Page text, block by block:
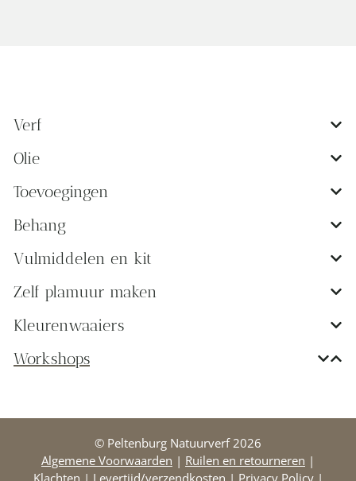
Verf
Olie
Toevoegingen
Behang
Vulmiddelen en kit
Zelf plamuur maken
Kleurenwaaiers
Workshops
© Peltenburg Natuurverf 2026
Algemene Voorwaarden | Ruilen en retourneren |
Klachten | Levertijd/verzendkosten | Privacy Policy|